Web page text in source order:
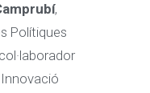
,
Polítiques